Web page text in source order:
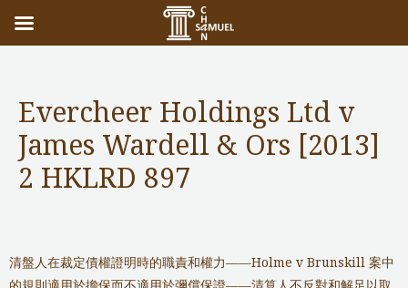
Evercheer Holdings Ltd v
James Wardell & Ors [2013]
2 HKLRD 897
清盤人在裁定債權證明時的職責和權力——Holme v Brunskill 案中